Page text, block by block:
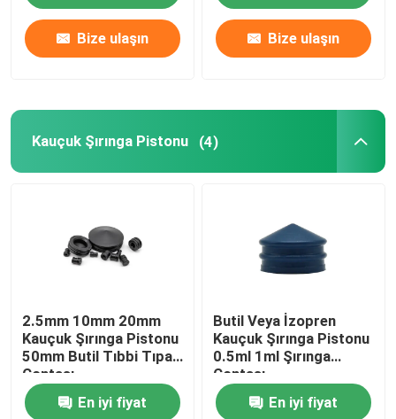
İnfüzyon Aksesuarları
Bize ulaşın Bize ulaşın
Kauçuk Şırınga Pistonu (4)
2.5mm 10mm 20mm
Kauçuk Şırınga Pistonu
50mm Butil Tıbbi Tıpa
Contası
En iyi fiyat
Butil Veya İzopren
Kauçuk Şırınga Pistonu
0.5ml 1ml Şırınga
Contası
En iyi fiyat